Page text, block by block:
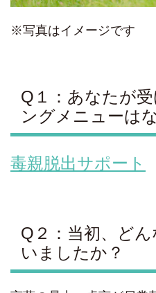
※写真はイメージです
Q１：あなたが
ングメニューは
毒親脱出サポート
Q２：当初、ど
いましたか？